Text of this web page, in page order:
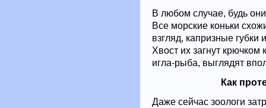
В любом случае, будь
Все морские коньки
взгляд, капризные
Хвост их загнут
игла-рыба, выглядят
Как
Даже сейчас зоологи